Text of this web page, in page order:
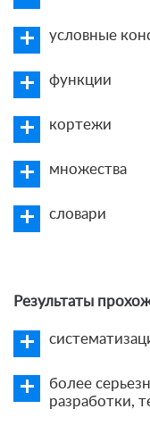
условные
функции
кортежи
множества
словари
Результаты
более
разработки,